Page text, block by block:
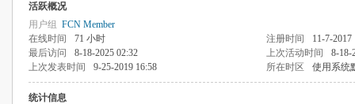
活跃概况
用户组 FCN Member
在线时间
71 小时 注册时间
11-7-2017
最后访问
8-18-2025 02:32 上次活动时间
8-18-
上次发表时间
9-25-2019 16:58 所在时区 使用系统
统计信息